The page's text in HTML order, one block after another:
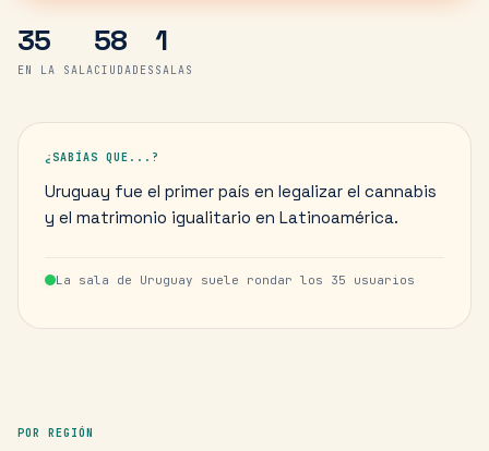
35
EN LA SALA
58
CIUDADES
1
SALAS
¿SABÍAS QUE...?
Uruguay fue el primer país en legalizar el cannabis
y el matrimonio igualitario en Latinoamérica.
La sala de Uruguay suele rondar los 35 usuarios
POR REGIÓN